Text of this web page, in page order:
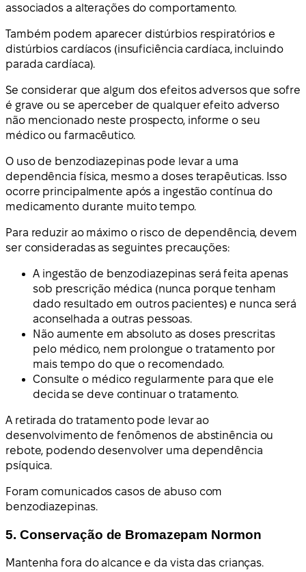
associados a alterações do comportamento.
Também podem aparecer distúrbios respiratórios e
distúrbios cardíacos (insuficiência cardíaca, incluindo
parada cardíaca).
Se considerar que algum dos efeitos adversos que sofre
é grave ou se aperceber de qualquer efeito adverso
não mencionado neste prospecto, informe o seu
médico ou farmacêutico.
O uso de benzodiazepinas pode levar a uma
dependência física, mesmo a doses terapêuticas. Isso
ocorre principalmente após a ingestão contínua do
medicamento durante muito tempo.
Para reduzir ao máximo o risco de dependência, devem
ser consideradas as seguintes precauções:
A ingestão de benzodiazepinas será feita apenas
sob prescrição médica (nunca porque tenham
dado resultado em outros pacientes) e nunca será
aconselhada a outras pessoas.
Não aumente em absoluto as doses prescritas
pelo médico, nem prolongue o tratamento por
mais tempo do que o recomendado.
Consulte o médico regularmente para que ele
decida se deve continuar o tratamento.
A retirada do tratamento pode levar ao
desenvolvimento de fenômenos de abstinência ou
rebote, podendo desenvolver uma dependência
psíquica.
Foram comunicados casos de abuso com
benzodiazepinas.
5. Conservação de Bromazepam Normon
Mantenha fora do alcance e da vista das crianças.